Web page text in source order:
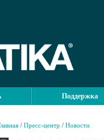
Поддержка
/ Пресс-центр / Новости